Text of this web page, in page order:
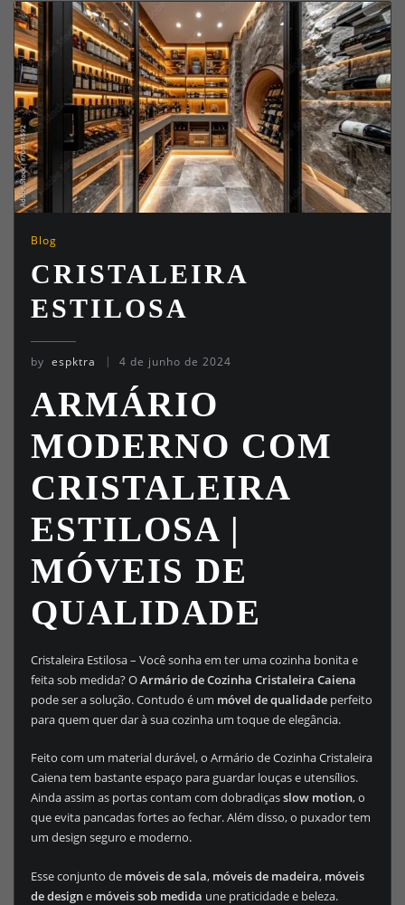
Blog
CRISTALEIRA
ESTILOSA
by espktra 4 de junho de 2024
ARMÁRIO
MODERNO COM
CRISTALEIRA
ESTILOSA |
MÓVEIS DE
QUALIDADE
Cristaleira Estilosa – Você sonha em ter uma cozinha bonita e
feita sob medida? OArmário de Cozinha Cristaleira Caiena
pode ser a solução. Contudo é um móvel de qualidadeperfeito
para quem quer dar à sua cozinha um toque de elegância.
Feito com um material durável, o Armário de Cozinha Cristaleira
Caiena tem bastante espaço para guardar louças e utensílios.
Ainda assim as portas contam com dobradiçasslow motion, o
que evita pancadas fortes ao fechar. Além disso, o puxador tem
um design seguro e moderno.
Esse conjunto de móveis de sala, móveis de madeira, móveis
de designe móveis sob medida une praticidade e beleza.